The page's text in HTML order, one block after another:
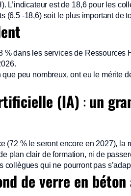
L’indicateur est de 18,6 pour les
(6,5 -18,6) soit le plus important de
% dans les services de Ressources
peu nombreux, ont eu le mérite
(IA) : un
(72 % le seront encore en 2027), la
plan clair de formation, ni de
qui ne pourront pas
de verre en béton